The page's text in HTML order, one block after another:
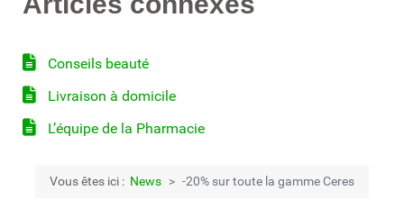
Conseils beauté
Livraison à domicile
L’équipe de la Pharmacie
Vous êtes ici : News -20% sur toute la gamme Ceres